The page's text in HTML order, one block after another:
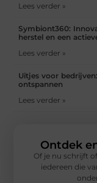
Lees verder »
Symbiont360:
herstel en een
Lees verder »
Uitjes voor
ontspannen
Lees verder »
Ontdek
Of je nu schrijft
iedereen die